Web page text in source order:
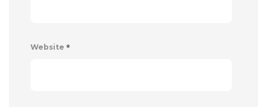
Website *